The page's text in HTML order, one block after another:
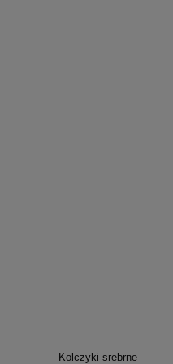
Kolczyki srebrne